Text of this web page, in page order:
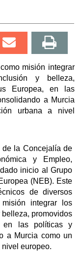
misión integrar
y belleza,
Europea, en las
a Murcia
urbana a nivel
de la Concejalía de
y Empleo,
inicio al Grupo
(NEB). Este
de diversos
integrar los
promovidos
en las políticas y
a Murcia como un
nivel europeo.